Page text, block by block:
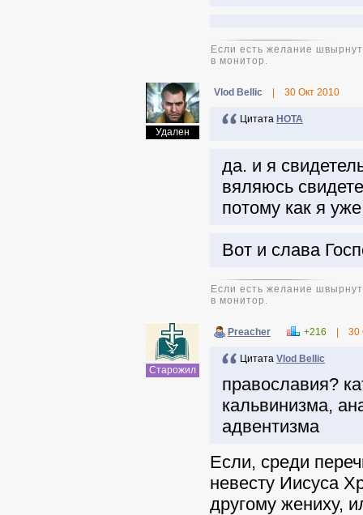
Если есть желание
в монитор.
Удален
Vlod Bellic 30 Окт 2010
Цитата НОТА
да. и я
вяляюсь
потому как я
Вот и слава
Если есть желание
в монитор.
Старожил
Preacher +216 30
Цитата Vlod Bellic
православия?
кальвинизма,
адвентизма
Если, среди
невесту Иисуса
другому жениху,